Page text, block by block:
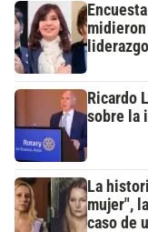
Ricardo
sobre la
La
mujer",
caso de